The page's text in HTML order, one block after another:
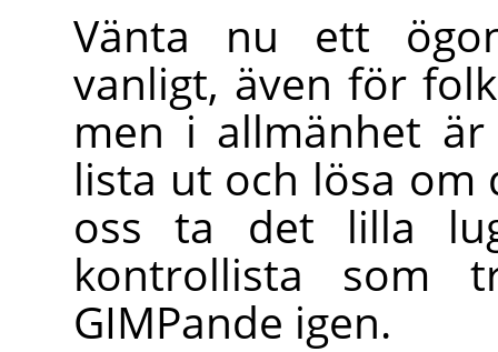
Vänta nu ett
vanligt, även för
men i allmänhet
lista ut och lösa om
oss ta det lilla
kontrollista som
GIMPande igen.